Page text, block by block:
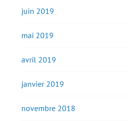
juin 2019
mai 2019
avril 2019
janvier 2019
novembre 2018